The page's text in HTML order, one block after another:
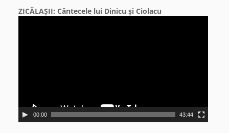
ZICĂLAŞII: Cântecele lui Dinicu şi Ciolacu
00:00 43:44